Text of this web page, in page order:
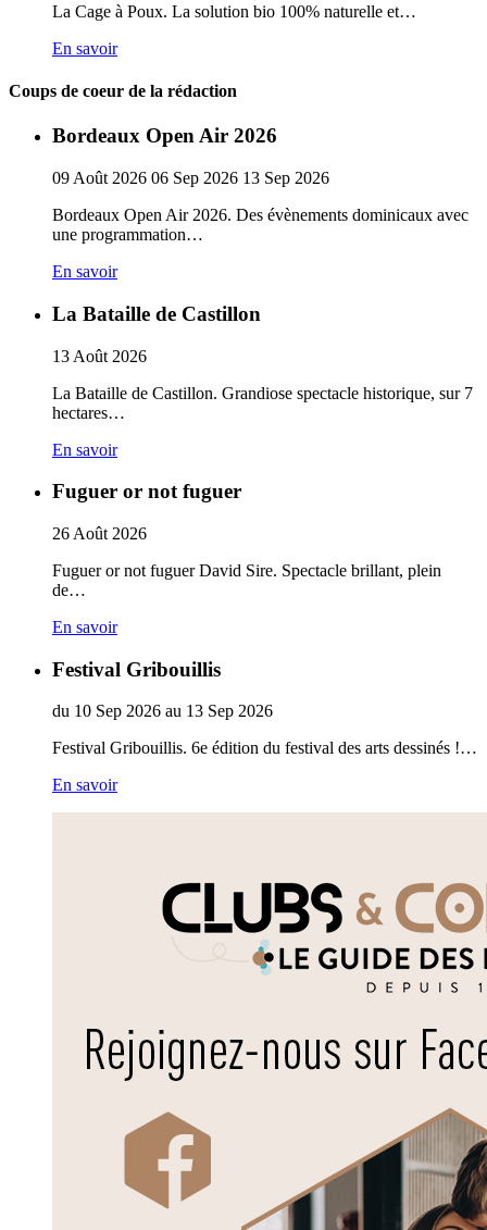
La Cage à Poux. La solution bio 100% naturelle et…
En savoir
Coups de coeur de la rédaction
Bordeaux Open Air 2026
09 Août 2026 06 Sep 2026 13 Sep 2026
Bordeaux Open Air 2026. Des évènements dominicaux avec
une programmation…
En savoir
La Bataille de Castillon
13 Août 2026
La Bataille de Castillon. Grandiose spectacle historique, sur 7
hectares…
En savoir
Fuguer or not fuguer
26 Août 2026
Fuguer or not fuguer David Sire. Spectacle brillant, plein
de…
En savoir
Festival Gribouillis
du 10 Sep 2026 au 13 Sep 2026
Festival Gribouillis. 6e édition du festival des arts dessinés !…
En savoir